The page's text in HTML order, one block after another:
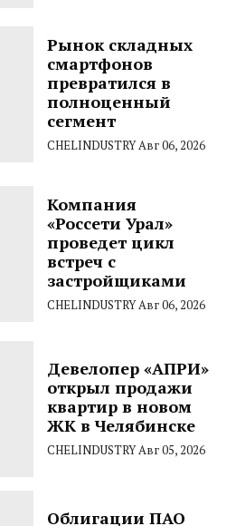
Рынок складных
смартфонов
превратился в
полноценный
сегмент
CHELINDUSTRYАвг 06, 2026
Компания
«Россети Урал»
проведет цикл
встреч с
застройщиками
CHELINDUSTRYАвг 06, 2026
Девелопер «АПРИ»
открыл продажи
квартир в новом
ЖК в Челябинске
CHELINDUSTRYАвг 05, 2026
Облигации ПАО